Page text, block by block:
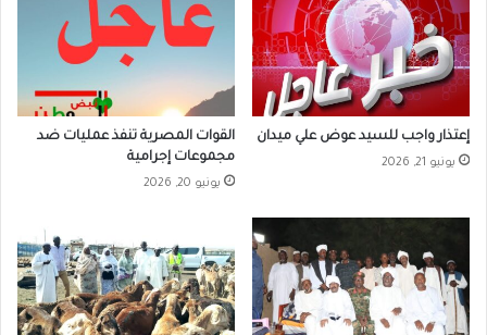
إعتذار واجب للسيد عوض علي ميدان
يونيو 21, 2026
القوات المصرية تنفذ عمليات ضد
مجموعات إجرامية
يونيو 20, 2026